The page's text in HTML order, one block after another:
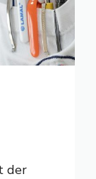
der